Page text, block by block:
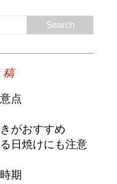
点
がおすすめ
日焼けにも注意
期